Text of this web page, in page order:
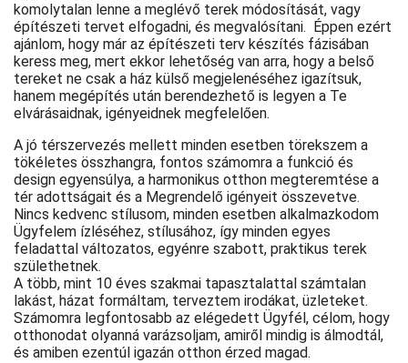
komolytalan lenne a meglévő terek módosítását, vagy
építészeti tervet elfogadni, és megvalósítani. Éppen ezért
ajánlom, hogy már az építészeti terv készítés fázisában
keress meg, mert ekkor lehetőség van arra, hogy a belső
tereket ne csak a ház külső megjelenéséhez igazítsuk,
hanem megépítés után berendezhető is legyen a Te
elvárásaidnak, igényeidnek megfelelően.
A jó térszervezés mellett minden esetben törekszem a
tökéletes összhangra, fontos számomra a funkció és
design egyensúlya, a harmonikus otthon megteremtése a
tér adottságait és a Megrendelő igényeit összevetve.
Nincs kedvenc stílusom, minden esetben alkalmazkodom
Ügyfelem ízléséhez, stílusához, így minden egyes
feladattal változatos, egyénre szabott, praktikus terek
születhetnek.
A több, mint 10 éves szakmai tapasztalattal számtalan
lakást, házat formáltam, terveztem irodákat, üzleteket.
Számomra legfontosabb az elégedett Ügyfél, célom, hogy
otthonodat olyanná varázsoljam, amiről mindig is álmodtál,
és amiben ezentúl igazán otthon érzed magad.